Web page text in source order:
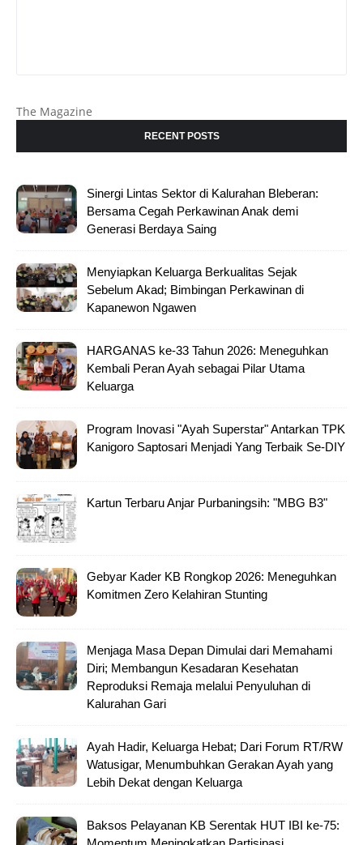
The Magazine
RECENT POSTS
Sinergi Lintas Sektor di Kalurahan Bleberan:
Bersama Cegah Perkawinan Anak demi
Generasi Berdaya Saing
Menyiapkan Keluarga Berkualitas Sejak
Sebelum Akad; Bimbingan Perkawinan di
Kapanewon Ngawen
HARGANAS ke-33 Tahun 2026: Meneguhkan
Kembali Peran Ayah sebagai Pilar Utama
Keluarga
Program Inovasi "Ayah Superstar" Antarkan TPK
Kanigoro Saptosari Menjadi Yang Terbaik Se-DIY
Kartun Terbaru Anjar Purbaningsih: "MBG B3"
Gebyar Kader KB Rongkop 2026: Meneguhkan
Komitmen Zero Kelahiran Stunting
Menjaga Masa Depan Dimulai dari Memahami
Diri; Membangun Kesadaran Kesehatan
Reproduksi Remaja melalui Penyuluhan di
Kalurahan Gari
Ayah Hadir, Keluarga Hebat; Dari Forum RT/RW
Watusigar, Menumbuhkan Gerakan Ayah yang
Lebih Dekat dengan Keluarga
Baksos Pelayanan KB Serentak HUT IBI ke-75: